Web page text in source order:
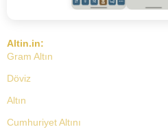
Altin.in:
Gram Altın
Döviz
Altın
Cumhuriyet Altını